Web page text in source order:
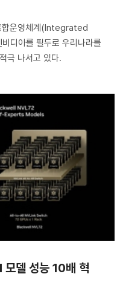
합운영체계(Integrated
디아를 필두로 우리나라를
극 나서고 있다.
델 성능 10배 혁